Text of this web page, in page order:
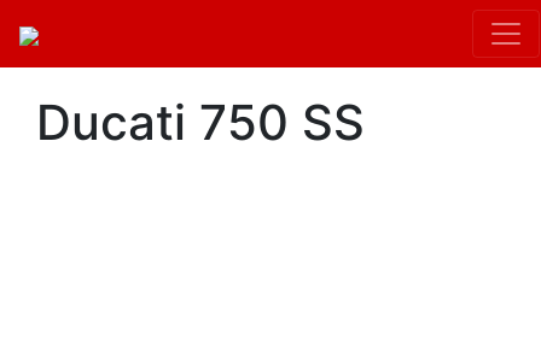
Ducati 750 SS